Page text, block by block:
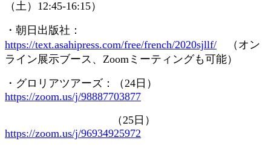
（土） 12:45-16:15）
・朝日出版社：
https://text.asahipress.com/free/french/2020sjllf/ （オン
ライン展示ブース、 Zoom ミーティングも可能）
・グロリアツアーズ：（24 日）
https://zoom.us/j/98887703877
（25 日）
https://zoom.us/j/96934925972